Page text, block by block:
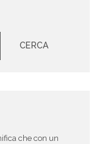
CERCA
che con un